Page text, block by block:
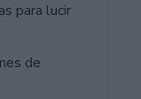
para lucir
de